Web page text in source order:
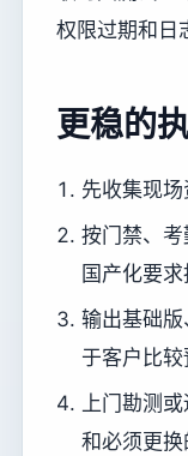
权限过期和日
更稳的
先收集现场
按门禁、
国产化要求
输出基础
于客户比较
上门勘测
和必须更换